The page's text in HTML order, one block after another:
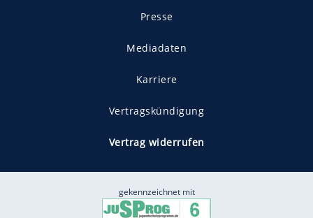
Presse
Mediadaten
Karriere
Vertragskündigung
Vertrag widerrufen
gekennzeichnet mit